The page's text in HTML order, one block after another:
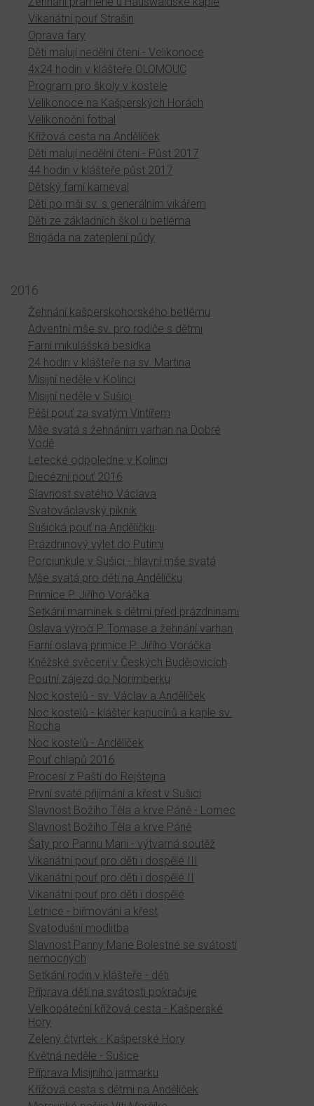
Vikariátní pouť Strašín
Oprava fary
Děti malují nedělní čtení - Velikonoce
4x24 hodin v klášteře OLOMOUC
Program pro školy v kostele
Velikonoce na Kašperských Horách
Velikonoční fotbal
Křížová cesta na Andělíček
Děti malují nedělní čtení - Půst 2017
44 hodin v klášteře půst 2017
Dětský farní karneval
Děti po mši sv. s generálním vikářem
Děti ze základních škol u betléma
Brigáda na zateplení půdy
2016
Žehnání kašperskohorského betlému
Adventní mše sv. pro rodiče s dětmi
Farní mikulášská besídka
24 hodin v klášteře na sv. Martina
Misijní neděle v Kolinci
Misijní neděle v Sušici
Pěší pouť za svatým Vintířem
Mše svatá s žehnáním varhan na Dobré
Vodě
Letecké odpoledne v Kolinci
Diecézní pouť 2016
Slavnost svatého Václava
Svatováclavský piknik
Sušická pouť na Andělíčku
Prázdninový výlet do Putimi
Porciunkule v Sušici - hlavní mše svatá
Mše svatá pro děti na Andělíčku
Primice P. Jiřího Voráčka
Setkání maminek s dětmi před prázdninami
Oslava výročí P. Tomase a žehnání varhan
Farní oslava primice P. Jiřího Voráčka
Kněžské svěcení v Českých Budějovicích
Poutní zájezd do Norimberku
Noc kostelů - sv. Václav a Andělíček
Noc kostelů - klášter kapucínů a kaple sv.
Rocha
Noc kostelů - Andělíček
Pouť chlapů 2016
Procesí z Paští do Rejštejna
První svaté přijímání a křest v Sušici
Slavnost Božího Těla a krve Páně - Lomec
Slavnost Božího Těla a krve Páně
Šaty pro Pannu Marii - výtvarná soutěž
Vikariátní pouť pro děti i dospělé III
Vikariátní pouť pro děti i dospělé II
Vikariátní pouť pro děti i dospělé
Letnice - biřmování a křest
Svatodušní modlitba
Slavnost Panny Marie Bolestné se svátostí
nemocných
Setkání rodin v klášteře - děti
Příprava dětí na svátosti pokračuje
Velkopáteční křížová cesta - Kašperské
Hory
Zelený čtvrtek - Kašperské Hory
Květná neděle - Sušice
Příprava Misijního jarmarku
Křížová cesta s dětmi na Andělíček